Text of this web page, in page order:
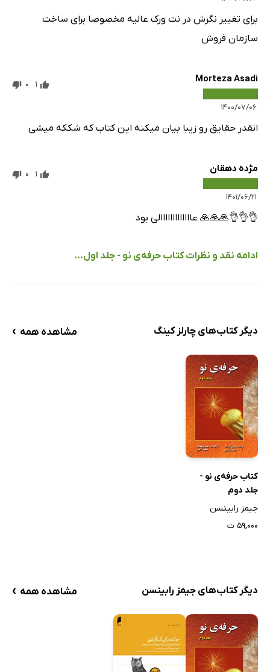
برای تغییر نگرش در نت ورک عالیه مخصوصا برای ساخت
سازمان فروش
Morteza Asadi
۱۴۰۰/۰۷/۰۶
1
0
انقدر حقایق رو زیبا بیان میکنه این کتاب که شککه میشی
مژده دهقان
۱۴۰۱/۰۶/۲۱
1
0
👌👌👌🙏🙏🙏 عااااااااااااالی بود
ادامه نقد و نظرات کتاب حرفه‌ی نو - جلد اول...
دیگر کتاب‌های چارلز کینگ مشاهده همه ›
کتاب حرفه‌ی نو -
جلد دوم
جیمز رابینسن
۵۹,۰۰۰ ت
دیگر کتاب‌های جیمز رابینسن مشاهده همه ›